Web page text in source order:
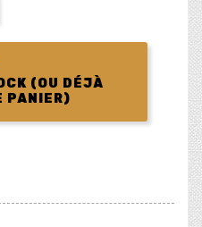
(OU DÉJÀ
PANIER)